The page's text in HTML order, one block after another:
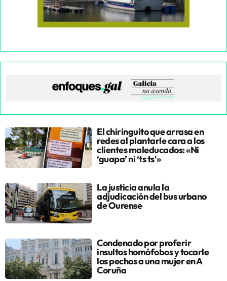
El chiringuito que arrasa en
redes al plantarle cara a los
clientes maleducados: «Ni
‘guapa’ ni ‘ts ts'»
La justicia anula la
adjudicación del bus urbano
de Ourense
Condenado por proferir
insultos homófobos y tocarle
los pechos a una mujer en A
Coruña